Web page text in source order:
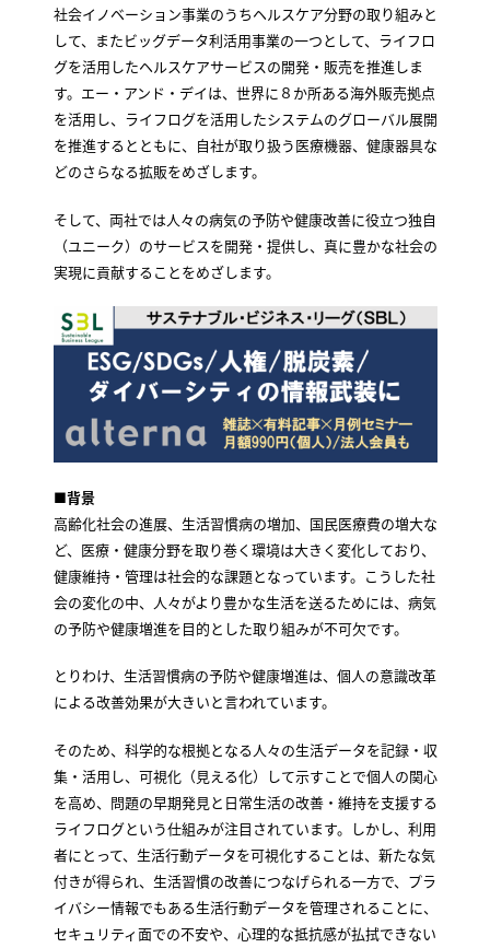
社会イノベーション事業のうちヘルスケア分野の取り組みと
して、またビッグデータ利活用事業の一つとして、ライフロ
グを活用したヘルスケアサービスの開発・販売を推進しま
す。エー・アンド・デイは、世界に８か所ある海外販売拠点
を活用し、ライフログを活用したシステムのグローバル展開
を推進するとともに、自社が取り扱う医療機器、健康器具な
どのさらなる拡販をめざします。
そして、両社では人々の病気の予防や健康改善に役立つ独自
（ユニーク）のサービスを開発・提供し、真に豊かな社会の
実現に貢献することをめざします。
■背景
高齢化社会の進展、生活習慣病の増加、国民医療費の増大な
ど、医療・健康分野を取り巻く環境は大きく変化しており、
健康維持・管理は社会的な課題となっています。こうした社
会の変化の中、人々がより豊かな生活を送るためには、病気
の予防や健康増進を目的とした取り組みが不可欠です。
とりわけ、生活習慣病の予防や健康増進は、個人の意識改革
による改善効果が大きいと言われています。
そのため、科学的な根拠となる人々の生活データを記録・収
集・活用し、可視化（見える化）して示すことで個人の関心
を高め、問題の早期発見と日常生活の改善・維持を支援する
ライフログという仕組みが注目されています。しかし、利用
者にとって、生活行動データを可視化することは、新たな気
付きが得られ、生活習慣の改善につなげられる一方で、プラ
イバシー情報でもある生活行動データを管理されることに、
セキュリティ面での不安や、心理的な抵抗感が払拭できない